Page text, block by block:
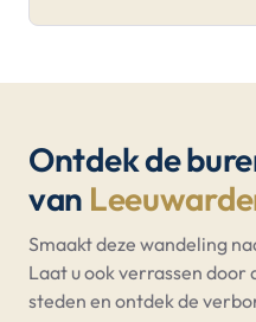
Ontdek de
van
Smaakt deze wandeling
Laat u ook verrassen
steden en ontdek de